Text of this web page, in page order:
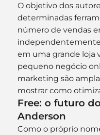
O objetivo dos
determinadas
número de vendas
em uma grande loja
pequeno negócio
marketing são
mostrar como
Free: o futuro
Anderson
Como o próprio